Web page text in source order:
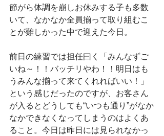
節がら体調を崩しお休みする子も多数
いて、なかなか全員揃って取り組むこ
とが難しかった中で迎えた今日。
前日の練習では担任曰く「みんなずご
いね～！！バッチリやわ！！明日はも
うみんな揃って来てくれればいい！」
という感じだったのですが、お客さん
が入るとどうしても“いつも通り”がなか
なかできなくなってしまうのはよくあ
ること。今日は昨日には見られなかっ